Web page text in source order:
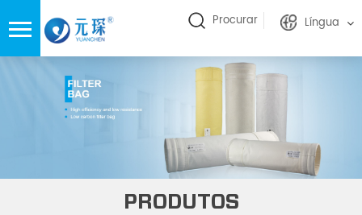
Procurar Língua
PRODUTOS